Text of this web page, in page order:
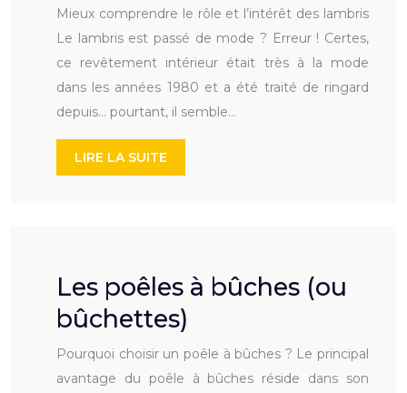
Mieux comprendre le rôle et l’intérêt des lambris
Le lambris est passé de mode ? Erreur ! Certes,
ce revêtement intérieur était très à la mode
dans les années 1980 et a été traité de ringard
depuis… pourtant, il semble…
LIRE LA SUITE
Les poêles à bûches (ou
bûchettes)
Pourquoi choisir un poêle à bûches ? Le principal
avantage du poêle à bûches réside dans son